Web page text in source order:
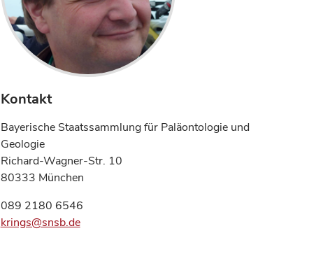
Kontakt
Bayerische Staatssammlung für Paläontologie und
Geologie
Richard-Wagner-Str. 10
80333 München
089 2180 6546
krings@snsb.de